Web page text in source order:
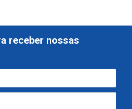
receber nossas